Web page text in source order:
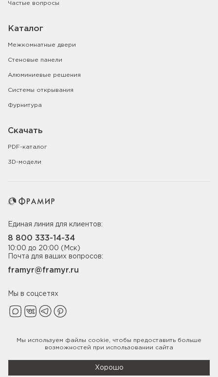
Частые вопросы
Каталог
Межкомнатные двери
Стеновые панели
Алюминиевые решения
Системы открывания
Фурнитура
Скачать
PDF-каталог
3D-модели
Единая линия для клиентов:
8 800 333-14-34
10:00 до 20:00 (Мск)
Почта для ваших вопросов:
framyr@framyr.ru
Мы в соцсетях
Политика конфиденциальности
Мы используем файлы cookie , чтобы предоставить больше
возможностей при использовании сайта
Хорошо